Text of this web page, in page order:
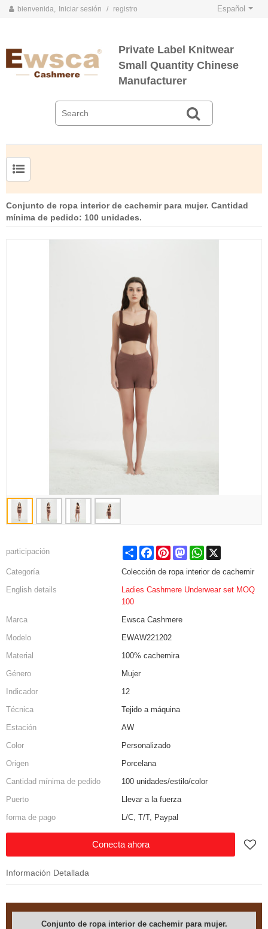
bienvenida, Iniciar sesión / registro Español
Private Label Knitwear
Small Quantity Chinese
Manufacturer
Conjunto de ropa interior de cachemir para mujer. Cantidad
mínima de pedido: 100 unidades.
participación Share FacebookPinterestMastodonWhatsApp
Categoría
Colección de ropa interior de cachemir
English details
Ladies Cashmere Underwear set MOQ
100
Marca
Ewsca Cashmere
Modelo
EWAW221202
Material
100% cachemira
Género
Mujer
Indicador
12
Técnica
Tejido a máquina
Estación
AW
Color
Personalizado
Origen
Porcelana
Cantidad mínima de pedido
100 unidades/estilo/color
Puerto
Llevar a la fuerza
forma de pago
L/C, T/T, Paypal
Conecta ahora
Información Detallada
Conjunto de ropa interior de cachemir para mujer.